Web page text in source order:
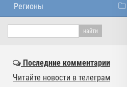
Регионы
Последние комментарии
Читайте новости в телеграм